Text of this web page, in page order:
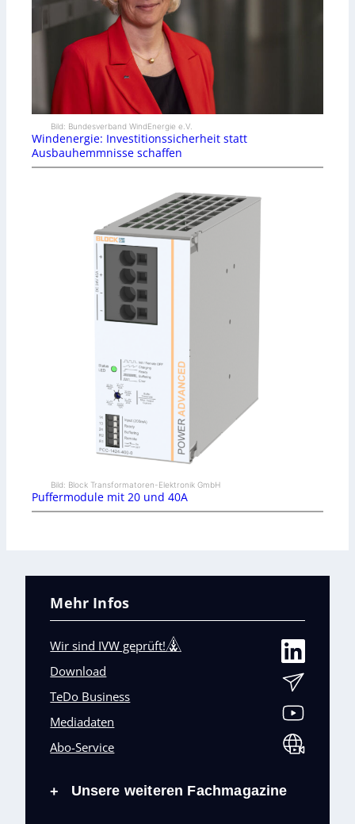
Bild: Bundesverband WindEnergie e.V.
Windenergie: Investitionssicherheit statt
Ausbauhemmnisse schaffen
Bild: Block Transformatoren-Elektronik GmbH
Puffermodule mit 20 und 40A
Mehr Infos
Wir sind IVW geprüft!
Download
TeDo Business
Mediadaten
Abo-Service
+ Unsere weiteren Fachmagazine